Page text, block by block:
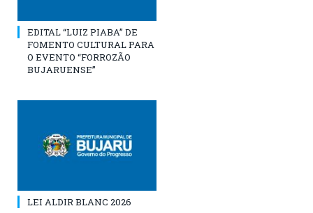
EDITAL “LUIZ PIABA” DE
FOMENTO CULTURAL PARA
O EVENTO “FORROZÃO
BUJARUENSE”
LEI ALDIR BLANC 2026